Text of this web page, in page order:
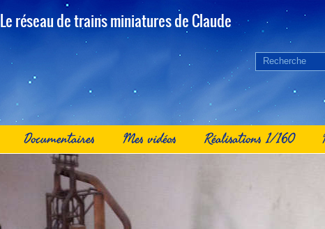
Le réseau de trains miniatures de Claude
Documentaires Mes vidéos Réalisations 1/160